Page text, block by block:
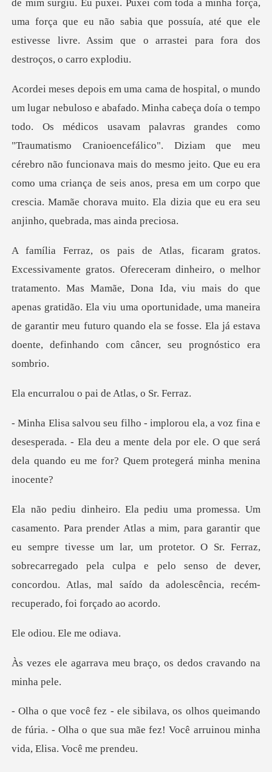
alavras grandes como
"Traumatismo Cranioencefálico". Diziam que meu
cérebro não funcionava mais do mesmo jeito. Que eu era
como uma cr
tamento. Mas Mamãe, Dona Ida, viu mais do que
apenas gratidão. Ela viu uma oportunidade, uma maneira
de gara
o pai de Atla
e
desesperada. - Ela deu a mente dela por ele. O que será
ntir que
eu sempre tivesse um lar, um protetor. O Sr. Ferraz,
sobrecarregado pela culpa e pelo se
u. Ele m
meu braço, os dedos
queimando
de fúria. - Olha o que sua mãe fez! V